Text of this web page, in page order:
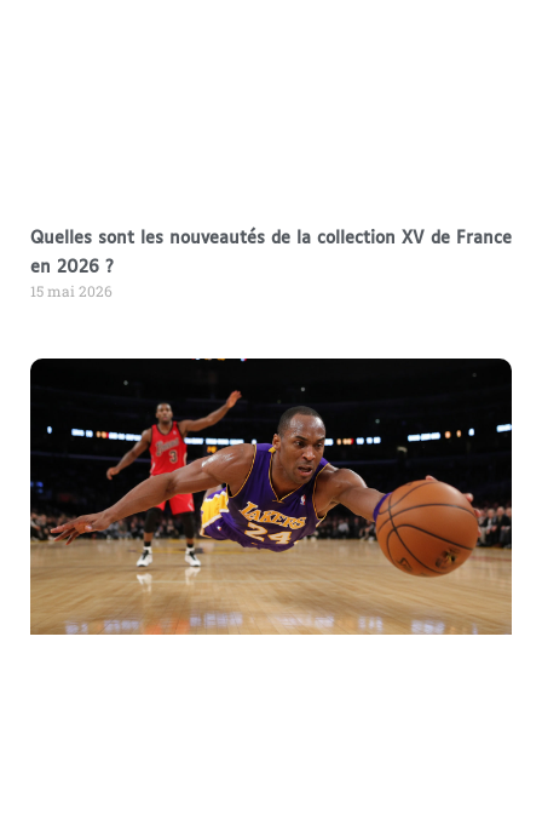
Quelles sont les nouveautés de la collection XV de France
en 2026 ?
15 mai 2026